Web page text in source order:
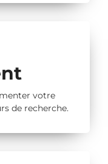
votre
de recherche.